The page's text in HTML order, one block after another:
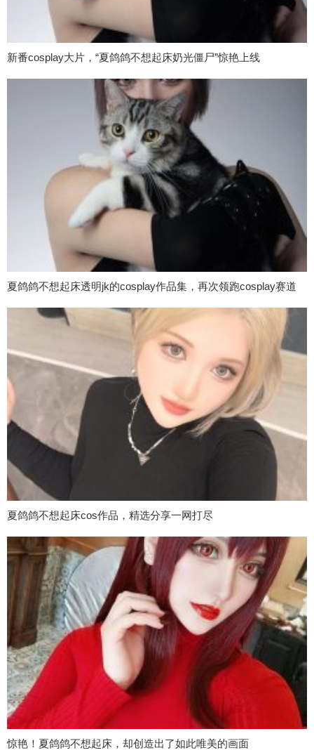
新番cosplay大片，“夏鸽鸽不想起床奶光僵尸”惊艳上线
夏鸽鸽不想起床透明jk的cosplay作品集，再次领跑cosplay赛道
夏鸽鸽不想起床cos作品，精选分享一网打尽
惊艳！夏鸽鸽不想起床，却创造出了如此唯美的画面